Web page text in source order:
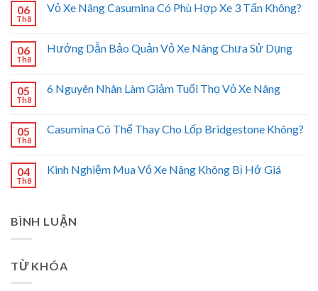
06
Th8
Vỏ Xe Nâng Casumina Có Phù Hợp Xe 3 Tấn Không?
06
Th8
Hướng Dẫn Bảo Quản Vỏ Xe Nâng Chưa Sử Dụng
05
Th8
6 Nguyên Nhân Làm Giảm Tuổi Thọ Vỏ Xe Nâng
05
Th8
Casumina Có Thể Thay Cho Lốp Bridgestone Không?
04
Th8
Kinh Nghiệm Mua Vỏ Xe Nâng Không Bị Hớ Giá
BÌNH LUẬN
TỪ KHÓA